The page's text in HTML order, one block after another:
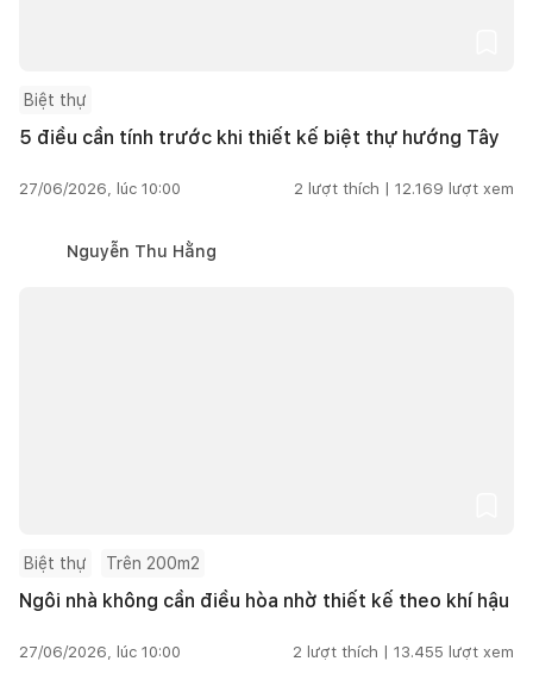
Biệt thự
5 điều cần tính trước khi thiết kế biệt thự hướng Tây
27/06/2026, lúc 10:00 2 lượt thích | 12.169 lượt xem
Nguyễn Thu Hằng
Biệt thự Trên 200m2
Ngôi nhà không cần điều hòa nhờ thiết kế theo khí hậu
27/06/2026, lúc 10:00 2 lượt thích | 13.455 lượt xem